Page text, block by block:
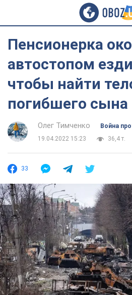
Пенсионерка
автостопом
чтобы найти
погибшего сына
Олег Тимченко
Война
19.04.2022 15:23
36,4 т.
33